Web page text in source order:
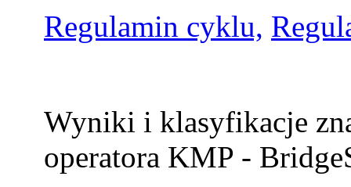
Regulamin cyklu,
Wyniki i klasyfikacje
operatora KMP -